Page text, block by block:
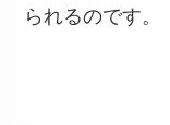
られるのです。